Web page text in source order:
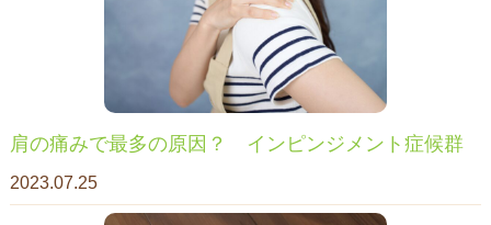
肩の痛みで最多の原因？ インピンジメント症候群
2023.07.25